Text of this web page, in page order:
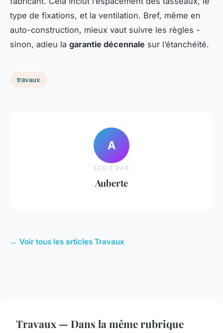
type de fixations, et la ventilation. Bref, même en
auto-construction, mieux vaut suivre les règles -
sinon, adieu la garantie décennale sur l’étanchéité.
travaux
A
ECRIT PAR
Auberte
← Voir tous les articles Travaux
Travaux — Dans la même rubrique